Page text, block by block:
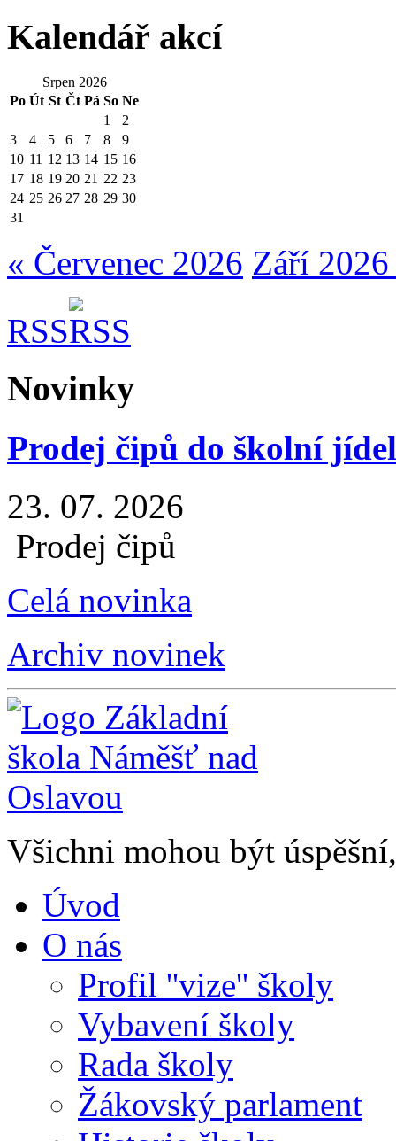
Kalendář akcí
Srpen 2026
Po Út St Čt Pá So Ne
1
2
3
4 5 6 7 8
9
10 11 12 13 14 15 16
17 18 19 20 21 22 23
24 25 26 27 28 29 30
31
« Červenec 2026 Září
RSS
Novinky
Prodej čipů do školní
23. 07. 2026
Prodej čipů
Celá novinka
Archiv novinek
Všichni mohou být
Úvod
O nás
Profil ''vize'' školy
Vybavení školy
Rada školy
Žákovský parlament